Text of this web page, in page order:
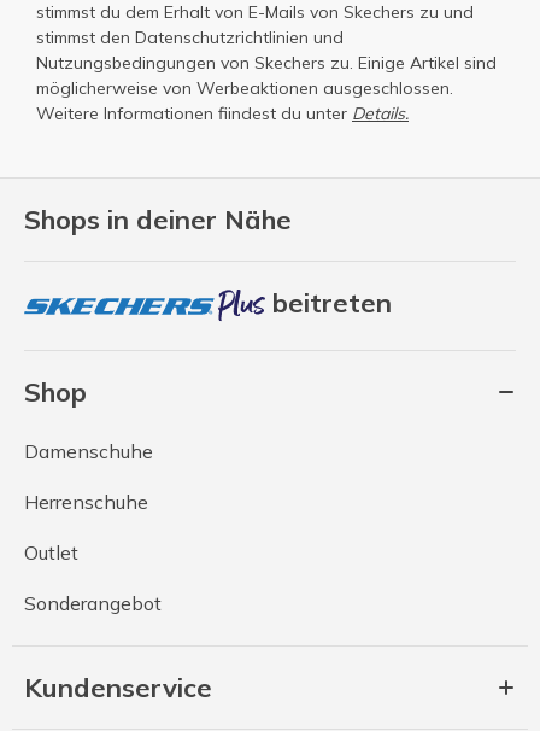
Shops in deiner Nähe
beitreten
Shop
Damenschuhe
Herrenschuhe
Outlet
Sonderangebot
Kundenservice
stimmst du dem Erhalt von E-Mails von Skechers zu und
stimmst den Datenschutzrichtlinien und
Nutzungsbedingungen von Skechers zu. Einige Artikel sind
möglicherweise von Werbeaktionen ausgeschlossen.
Weitere Informationen fiindest du unter Details.